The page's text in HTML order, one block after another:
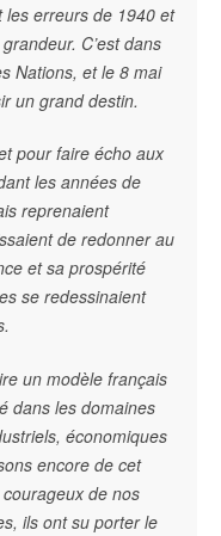
erreurs de 1940 et
C’est dans
Nations, et le 8 mai
un grand destin.
pour faire écho aux
les années de
reprenaient
de redonner au
et sa prospérité
se redessinaient
un modèle français
dans les domaines
économiques
encore de cet
de nos
ils ont su porter le